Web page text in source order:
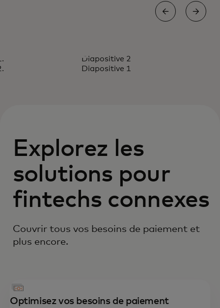
Judo offre une expérience de
paiement fluide.
Diapositive 2
Diapositive 1
Explorez les
solutions pour
fintechs connexes
Couvrir tous vos besoins de paiement et
plus encore.
Optimisez vos besoins de paiement